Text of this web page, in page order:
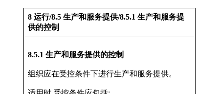
8 运行/8.5 生产和服务提供/8.5.1 生产和服务提
供的控制
8.5.1 生产和服务提供的控制
组织应在受控条件下进行生产和服务提供。